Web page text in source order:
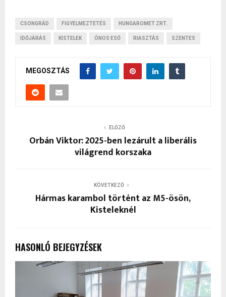
CSONGRÁD FIGYELMEZTETÉS HUNGAROMET ZRT.
IDŐJÁRÁS KISTELEK ÓNOS ESŐ RIASZTÁS SZENTES
MEGOSZTÁS
ELŐZŐ
Orbán Viktor: 2025-ben lezárult a liberális
világrend korszaka
KÖVETKEZŐ
Hármas karambol történt az M5-ösön,
Kisteleknél
HASONLÓ BEJEGYZÉSEK